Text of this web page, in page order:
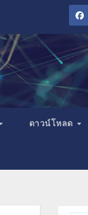
ดาวน์โหลด